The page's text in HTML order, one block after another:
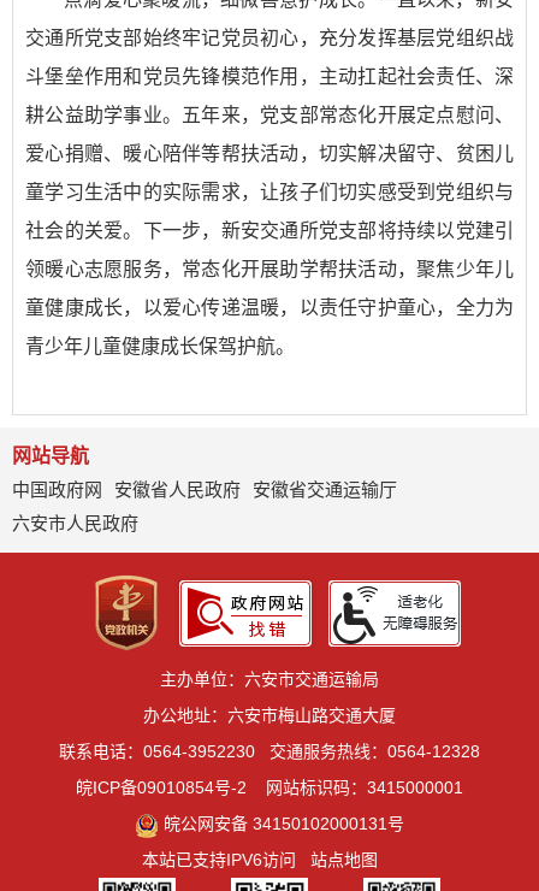
交通所党支部始终牢记党员初心，充分发挥基层党组织战
斗堡垒作用和党员先锋模范作用，主动扛起社会责任、深
耕公益助学事业。五年来，党支部常态化开展定点慰问、
爱心捐赠、暖心陪伴等帮扶活动，切实解决留守、贫困儿
童学习生活中的实际需求，让孩子们切实感受到党组织与
社会的关爱。下一步，新安交通所党支部将持续以党建引
领暖心志愿服务，常态化开展助学帮扶活动，聚焦少年儿
童健康成长，以爱心传递温暖，以责任守护童心，全力为
青少年儿童健康成长保驾护航。
网站导航
中国政府网
安徽省人民政府
安徽省交通运输厅
六安市人民政府
主办单位：六安市交通运输局
办公地址：六安市梅山路交通大厦
联系电话：0564-3952230
交通服务热线：0564-12328
皖ICP备09010854号-2
网站标识码：3415000001
皖公网安备 34150102000131号
本站已支持IPV6访问
站点地图